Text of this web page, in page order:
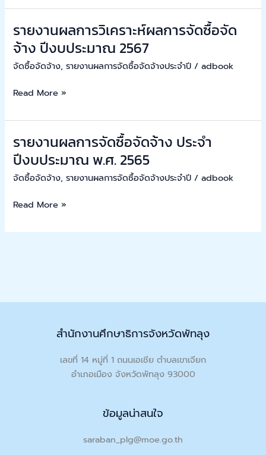
พัสดุ
ปี
2567
รายงานผลการวิเคราะห์ผลการจัดซื้อจัด
จ้าง ปีงบประมาณ 2567
จัดซื้อจัดจ้าง,รายงานผลการจัดซื้อจัดจ้างประจำปี /adbook
รายงาน
ผล
การ
วิเคราะห์
การ
จัด
จ้าง
ปีงบประมาณ
2567
Read More »
รายงานผลการจัดซื้อจัดจ้าง ประจำ
ปีงบประมาณ พ.ศ. 2565
จัดซื้อจัดจ้าง,รายงานผลการจัดซื้อจัดจ้างประจำปี /adbook
รายงาน
ผล
การ
จัด
จัด
Read More »
สำนักงานศึกษาธิการจังหวัดพัทลุง
เลขที่ 14 หมู่ที่ 1 ถนนเอเชีย ตำบลเขาเจียก
อำเภอเมือง จังหวัดพัทลุง 93000
ข้อมูลน่าสนใจ
saraban_plg@moe.go.th